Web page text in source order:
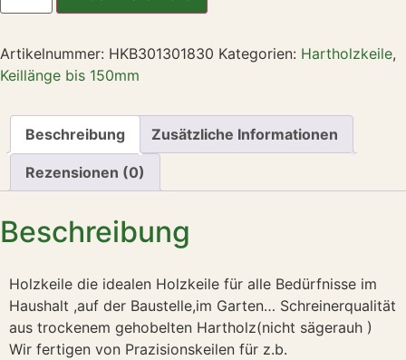
Artikelnummer: HKB301301830 Kategorien: Hartholzkeile,
Keillänge bis 150mm
Beschreibung Zusätzliche Informationen
Rezensionen (0)
Beschreibung
Holzkeile die idealen Holzkeile für alle Bedürfnisse im
Haushalt ,auf der Baustelle,im Garten… Schreinerqualität
aus trockenem gehobelten Hartholz(nicht sägerauh )
Wir fertigen von Prazisionskeilen für z.b.